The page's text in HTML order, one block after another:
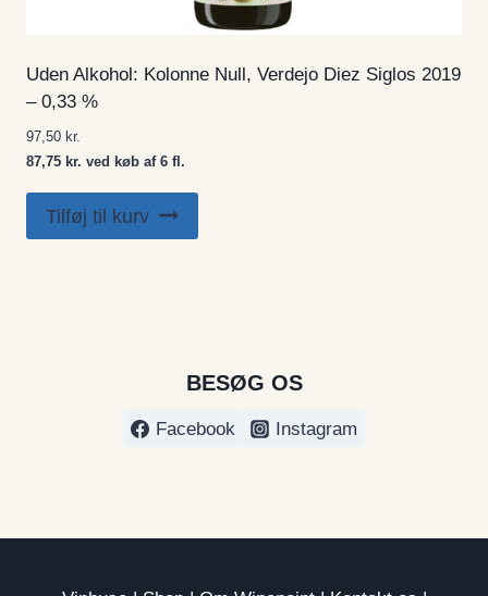
Uden Alkohol: Kolonne Null, Verdejo Diez Siglos 2019
– 0,33 %
97,50 kr.
87,75 kr. ved køb af 6 fl.
Tilføj til kurv
BESØG OS
Facebook Instagram